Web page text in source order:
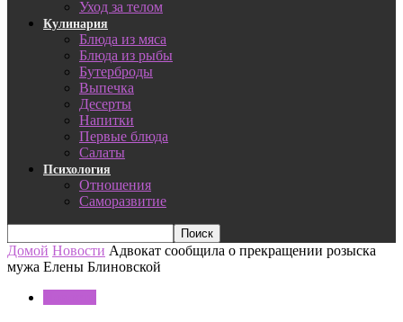
Уход за телом
Кулинария
Блюда из мяса
Блюда из рыбы
Бутерброды
Выпечка
Десерты
Напитки
Первые блюда
Салаты
Психология
Отношения
Саморазвитие
Домой Новости Адвокат сообщила о прекращении розыска
мужа Елены Блиновской